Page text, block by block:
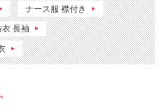
ナース服 襟付き
衣 長袖